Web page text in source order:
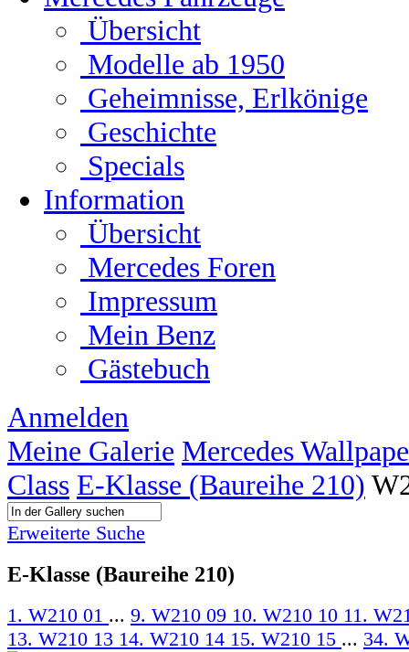
Übersicht
Modelle ab 1950
Geheimnisse, Erlkönige
Geschichte
Specials
Information
Übersicht
Mercedes Foren
Impressum
Mein Benz
Gästebuch
Anmelden
Meine Galerie Mercedes
Class E-Klasse (Baureihe 210)
Erweiterte Suche
E-Klasse (Baureihe 210)
1. W210 01 ... 9. W210 09 10. W210 10 11.
13. W210 13 14. W210 14 15. W210 15 ... 34.